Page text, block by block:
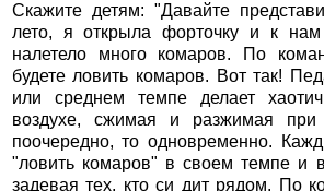
Скажите детям: "Давайте
лето, я открыла форточку и к нам
налетело много комаров. По
будете ловить комаров. Вот так!
или среднем темпе делает
воздухе, сжимая и разжимая
поочередно, то одновременно.
"ловить комаров" в своем темпе и
задевая тех, кто си дит рядом. По